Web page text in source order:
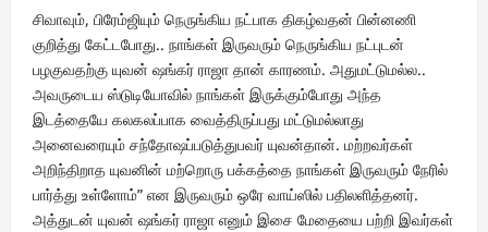
சிவாவும், பிரேம்ஜியும் நெருங்கிய நட்பாக திகழ்வதன் பின்னணி
குறித்து கேட்டபோது.. நாங்கள் இருவரும் நெருங்கிய நட்புடன்
பழகுவதற்கு யுவன் ஷங்கர் ராஜா தான் காரணம். அதுமட்டுமல்ல..
அவருடைய ஸ்டுடியோவில் நாங்கள் இருக்கும்போது அந்த
இடத்தையே கலகலப்பாக வைத்திருப்பது மட்டுமல்லாது
அனைவரையும் சந்தோஷப்படுத்துபவர் யுவன்தான். மற்றவர்கள்
அறிந்திறாத யுவனின் மற்றொரு பக்கத்தை நாங்கள் இருவரும் நேரில்
பார்த்து உள்ளோம்” என இருவரும் ஒரே வாய்ஸில் பதிலளித்தனர்.
அத்துடன் யுவன் ஷங்கர் ராஜா எனும் இசை மேதையை பற்றி இவர்கள்